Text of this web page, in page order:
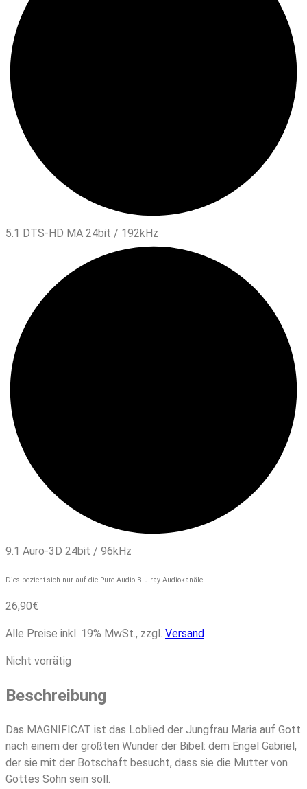
5.1 DTS-HD MA 24bit / 192kHz
9.1 Auro-3D 24bit / 96kHz
Dies bezieht sich nur auf die Pure Audio Blu-ray Audiokanäle.
26,90€
Alle Preise inkl. 19% MwSt., zzgl. Versand
Nicht vorrätig
Beschreibung
Das MAGNIFICAT ist das Loblied der Jungfrau Maria auf Gott
nach einem der größten Wunder der Bibel: dem Engel Gabriel,
der sie mit der Botschaft besucht, dass sie die Mutter von
Gottes Sohn sein soll.